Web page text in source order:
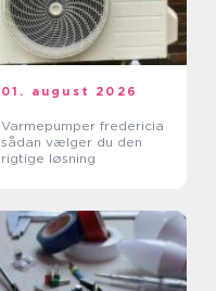
01. august 2026
Varmepumper fredericia
sådan vælger du den
rigtige løsning